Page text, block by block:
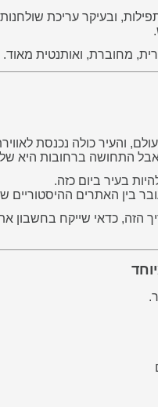
ובעיקר עריכת
מחוברת, ואותנטית מאוד.
והעיר כולה נכנסת
התחושה ברחובות היא
בעיר ביום כזה.
בין האתרים ההיסטוריים
הזה, כדאי שייקח